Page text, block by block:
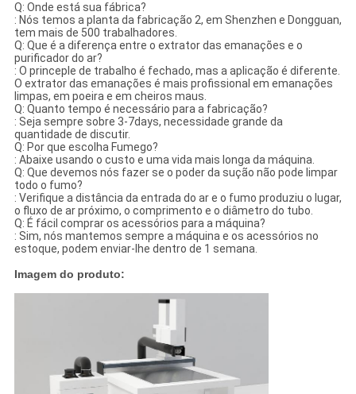
Q: Onde está sua fábrica?
: Nós temos a planta da fabricação 2, em Shenzhen e Dongguan,
tem mais de 500 trabalhadores.
Q: Que é a diferença entre o extrator das emanações e o
purificador do ar?
: O princeple de trabalho é fechado, mas a aplicação é diferente.
O extrator das emanações é mais profissional em emanações
limpas, em poeira e em cheiros maus.
Q: Quanto tempo é necessário para a fabricação?
: Seja sempre sobre 3-7days, necessidade grande da
quantidade de discutir.
Q: Por que escolha Fumego?
: Abaixe usando o custo e uma vida mais longa da máquina.
Q: Que devemos nós fazer se o poder da sução não pode limpar
todo o fumo?
: Verifique a distância da entrada do ar e o fumo produziu o lugar,
o fluxo de ar próximo, o comprimento e o diâmetro do tubo.
Q: É fácil comprar os acessórios para a máquina?
: Sim, nós mantemos sempre a máquina e os acessórios no
estoque, podem enviar-lhe dentro de 1 semana.
Imagem do produto: